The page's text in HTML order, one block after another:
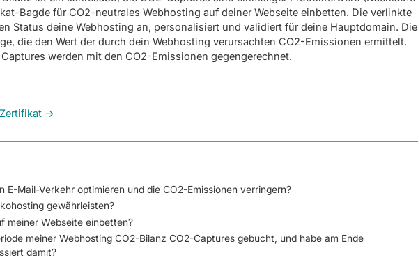
Bagde für CO2-neutrales Webhosting auf deiner Webseite einbetten. Die verlinkte
Status deine Webhosting an, personalisiert und validiert für deine Hauptdomain. Die
die den Wert der durch dein Webhosting verursachten CO2-Emissionen ermittelt.
werden mit den CO2-Emissionen gegengerechnet.
->
E-Mail-Verkehr optimieren und die CO2-Emissionen verringern?
gewährleisten?
meiner Webseite einbetten?
meiner Webhosting CO2-Bilanz CO2-Captures gebucht, und habe am Ende
damit?